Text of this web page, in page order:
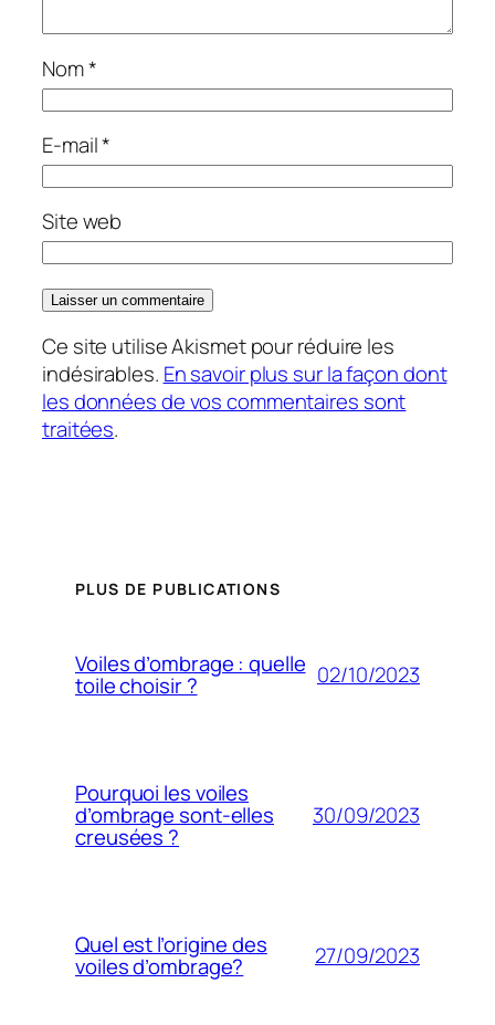
Nom*
E-mail*
Site web
Ce site utilise Akismet pour réduire les
indésirables. En savoir plus sur la façon dont
les données de vos commentaires sont
traitées.
PLUS DE PUBLICATIONS
Voiles d’ombrage : quelle
toile choisir ? 02/10/2023
Pourquoi les voiles
d’ombrage sont-elles
creusées ?
30/09/2023
Quel est l’origine des
voiles d’ombrage? 27/09/2023